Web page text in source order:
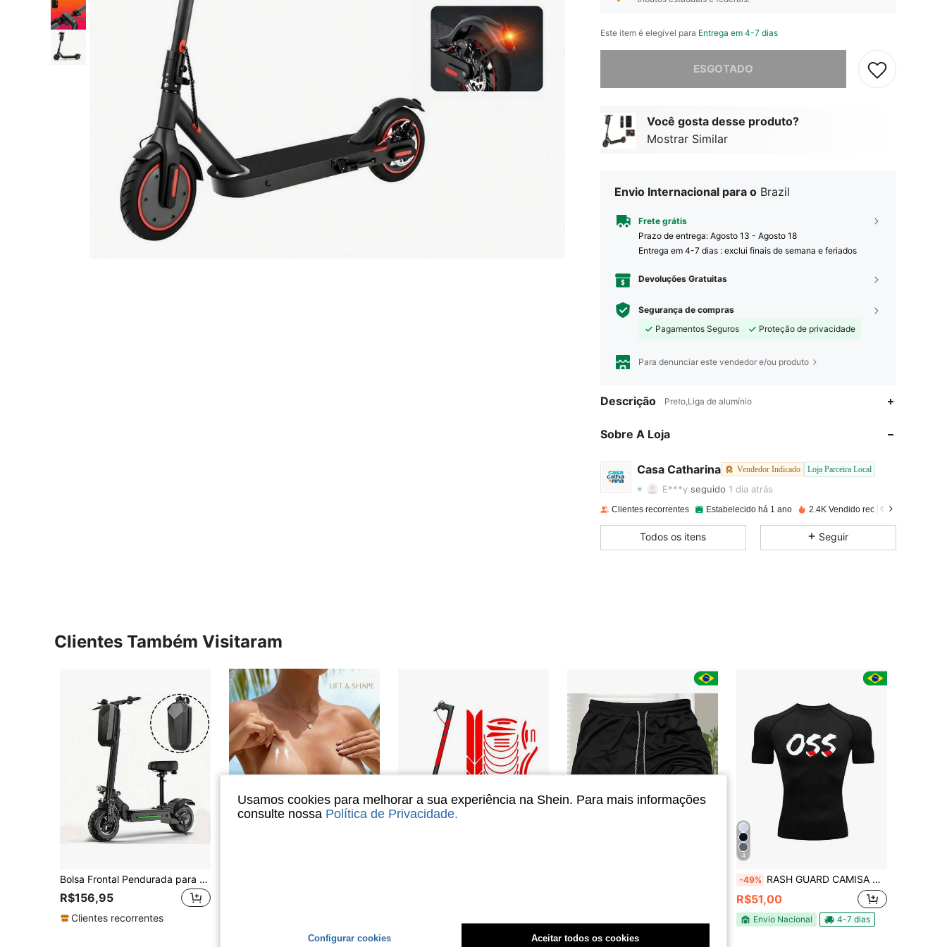
Este item é elegível para Entrega em 4-7 dias
ESGOTADO
Você gosta desse produto?
Mostrar Similar
Envio Internacional para o Brazil
Frete grátis
Prazo de entrega: Agosto 13 - Agosto 18
Entrega em 4-7 dias : exclui finais de semana e feriados
Devoluções Gratuitas
Segurança de compras
Pagamentos Seguros
Proteção de privacidade
Para denunciar este vendedor e/ou produto
Descrição Preto,Liga de alumínio
Sobre A Loja
Casa Catharina Vendedor Indicado Loja Parceira Local
4,88 61
4,88
4,88 61 425
E***y seguido 1 dia atrás
4,88
Clientes recorrentes Estabelecido há 1 ano 2.4K Vendido recentemente
Todos os itens Seguir
Clientes Também Visitaram
Bolsa Frontal Pendurada para Scooter Elétrico de 4L, Bolsa de Casco Rígido Dobrável à Prova d'Água em EVA para Mi Mijia M365 Pro 2 1S Ninebot Scooter Elétrico, para Carregar Carregador e Ferramentas de Reparo, Bolsa de Guidão para Bicicleta Elétrica
R$156,95
Clientes recorrentes 900+ vendido
Envio Nacional
4
-49% RASH GUARD CAMISA CAMISETA DE COMPRESSÃO MANGA CURTA TREINO ACADEMIA
R$51,00
Envio Nacional 4-7 dias
Usamos cookies para melhorar a sua experiência na Shein. Para mais informações
consulte nossa Política de Privacidade.
Configurar cookies Aceitar todos os cookies